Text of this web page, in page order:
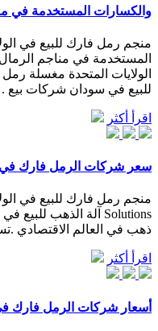
والكسارات المستخدمة في
منجم رمل فارك للبيع في
المستخدمة في مناجم
للبيع في سودان شركات بيع .
اقرأ أكثر
سعر شركات الرمل فارك في
منجم رمل فارك للبيع في
ذهب في العالم الاقتصادي
اقرأ أكثر
أسعار شركات الرمل فارك في